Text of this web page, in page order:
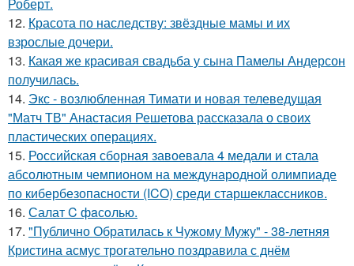
12. Красота по наследству: звёздные мамы и их
взрослые дочери.
13. Какая же красивая свадьба у сына Памелы Андерсон
получилась.
14. Экс - возлюбленная Тимати и новая телеведущая
"Матч ТВ" Анастасия Решетова рассказала о своих
пластических операциях.
15. Российская сборная завоевала 4 медали и стала
абсолютным чемпионом на международной олимпиаде
по кибербезопасности (ICO) среди старшеклассников.
16. Салат C фaсoлью.
17. "Публично Обратилась к Чужому Мужу" - 38-летняя
Кристина асмус трогательно поздравила с днём